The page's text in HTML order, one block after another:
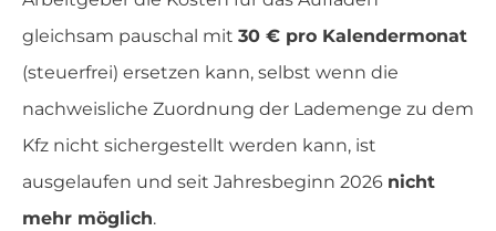
gleichsam pauschal mit 30 € pro Kalendermonat
(steuerfrei) ersetzen kann, selbst wenn die
nachweisliche Zuordnung der Lademenge zu dem
Kfz nicht sichergestellt werden kann, ist
ausgelaufen und seit Jahresbeginn 2026 nicht
mehr möglich.